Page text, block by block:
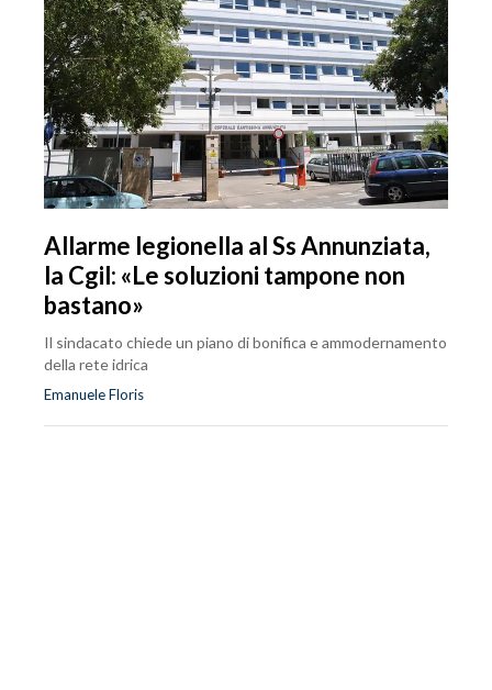
Allarme legionella al Ss Annunziata,
la Cgil: «Le soluzioni tampone non
bastano»
Il sindacato chiede un piano di bonifica e ammodernamento
della rete idrica
Emanuele Floris